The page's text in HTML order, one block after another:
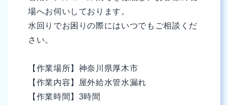
場へお伺いしております。
水回りでお困りの際にはいつでもご相談くだ
さい。
【作業場所】神奈川県厚木市
【作業内容】屋外給水管水漏れ
【作業時間】3時間